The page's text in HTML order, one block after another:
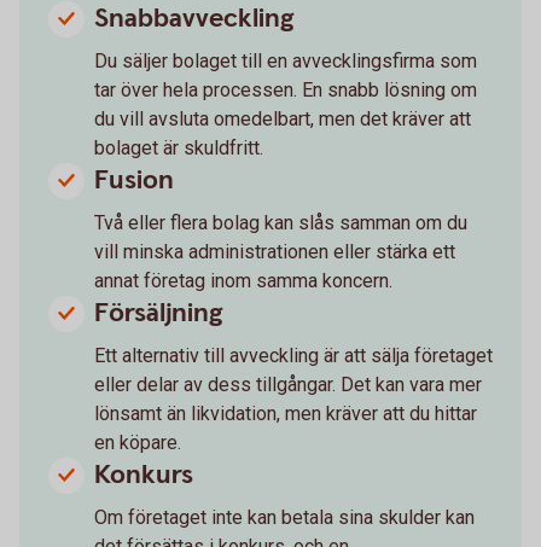
Snabbavveckling
Du säljer bolaget till en avvecklingsfirma som
tar över hela processen. En snabb lösning om
du vill avsluta omedelbart, men det kräver att
bolaget är skuldfritt.
Fusion
Två eller flera bolag kan slås samman om du
vill minska administrationen eller stärka ett
annat företag inom samma koncern.
Försäljning
Ett alternativ till avveckling är att sälja företaget
eller delar av dess tillgångar. Det kan vara mer
lönsamt än likvidation, men kräver att du hittar
en köpare.
Konkurs
Om företaget inte kan betala sina skulder kan